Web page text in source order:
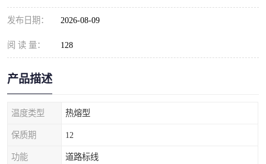
发布日期： 2026-08-09
阅 读 量： 128
产品描述
温度类型 热熔型
保质期 12
功能 道路标线